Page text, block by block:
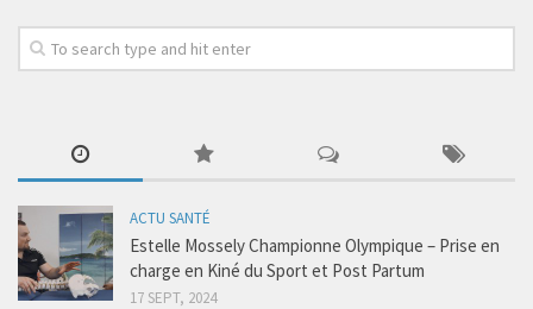
La Recherche
Sciences Physio Sport Santé
Les Formations
Post-Grades / E-learning
Thérapie manuelle
Concept Ostéopathique
ACTU SANTÉ
Estelle Mossely Championne Olympique – Prise en
charge en Kiné du Sport et Post Partum
17 SEPT, 2024